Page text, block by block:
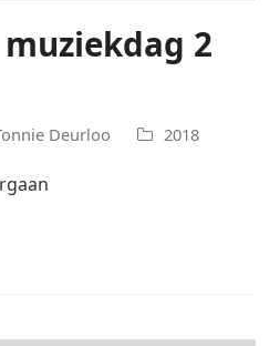
2
Deurloo 2018